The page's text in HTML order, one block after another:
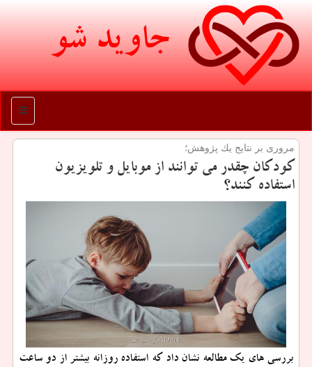
جاوید شو
منو
مروری بر نتایج یك پژوهش؛
كودكان چقدر می توانند از موبایل و تلویزیون
استفاده كنند؟
بررسی های یك مطالعه نشان داد كه استفاده روزانه بیشتر از دو ساعت